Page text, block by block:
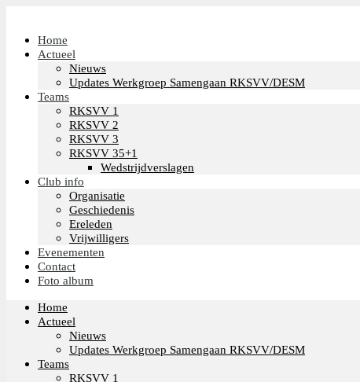
Home
Actueel
Nieuws
Updates Werkgroep Samengaan RKSVV/DESM
Teams
RKSVV 1
RKSVV 2
RKSVV 3
RKSVV 35+1
Wedstrijdverslagen
Club info
Organisatie
Geschiedenis
Ereleden
Vrijwilligers
Evenementen
Contact
Foto album
Home
Actueel
Nieuws
Updates Werkgroep Samengaan RKSVV/DESM
Teams
RKSVV 1